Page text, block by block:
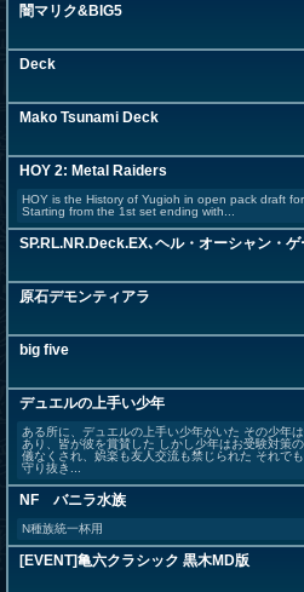
闇マリク&BIG5
Deck
Mako Tsunami Deck
HOY 2: Metal Raiders
HOY is the History of Yugioh in open pack draft
Starting from the 1st set ending with...
SP.RL.NR.Deck.EX､ヘル・オーシャン・
原石デモンティアラ
big five
デュエルの上手い少年
ある所に、デュエルの上手い少年がいた その少年
あり、皆が彼を賞賛した しかし少年はお受験対策
儀なくされ、娯楽も友人交流も禁じられた それで
守り抜き...
NF バニラ水族
N種族統一杯用
[EVENT]亀六クラシック 黒木MD版